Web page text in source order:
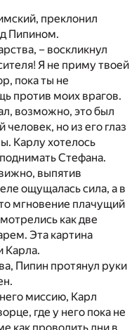
преклонил
Пипином.
– воскликнул
Я не приму твоей
пока ты не
против моих врагов.
возможно, это был
но из его глаз
Карлу хотелось
Стефана.
выпятив
ощущалась сила, а в
мгновение плачущий
как две
Эта картина
Карла.
Пипин протянул руки
миссию, Карл
где у него пока не